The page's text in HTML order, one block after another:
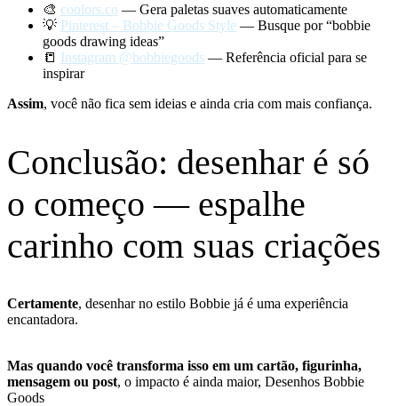
🎨 coolors.co — Gera paletas suaves automaticamente
💡 Pinterest – Bobbie Goods Style — Busque por “bobbie
goods drawing ideas”
📒 Instagram @bobbiegoods — Referência oficial para se
inspirar
Assim, você não fica sem ideias e ainda cria com mais confiança.
Conclusão: desenhar é só
o começo — espalhe
carinho com suas criações
Certamente, desenhar no estilo Bobbie já é uma experiência
encantadora.
Mas quando você transforma isso em um cartão, figurinha,
mensagem ou post, o impacto é ainda maior, Desenhos Bobbie
Goods